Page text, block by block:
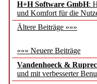
H+H Software GmbH:
und Komfort für die
Ältere Beiträge »»»
««« Neuere Beiträge
Vandenhoeck &
und mit verbesserter